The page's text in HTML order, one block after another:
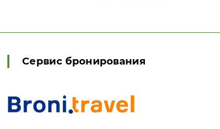
Сервис бронирования